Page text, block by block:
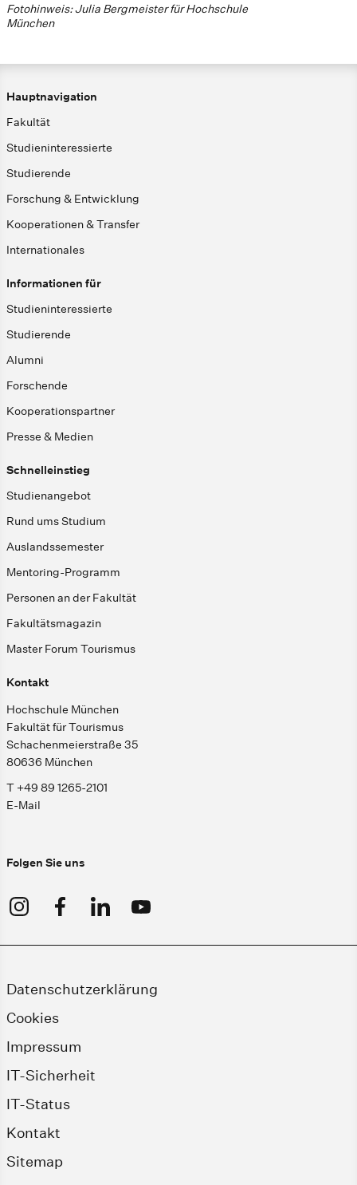
Fotohinweis: Julia Bergmeister für Hochschule
München
Hauptnavigation
Fakultät
Studieninteressierte
Studierende
Forschung & Entwicklung
Kooperationen & Transfer
Internationales
Informationen für
Studieninteressierte
Studierende
Alumni
Forschende
Kooperationspartner
Presse & Medien
Schnelleinstieg
Studienangebot
Rund ums Studium
Auslandssemester
Mentoring-Programm
Personen an der Fakultät
Fakultätsmagazin
Master Forum Tourismus
Kontakt
Hochschule München
Fakultät für Tourismus
Schachenmeierstraße 35
80636 München
T +49 89 1265-2101
E-Mail
Folgen Sie uns
Datenschutzerklärung
Cookies
Impressum
IT-Sicherheit
IT-Status
Kontakt
Sitemap